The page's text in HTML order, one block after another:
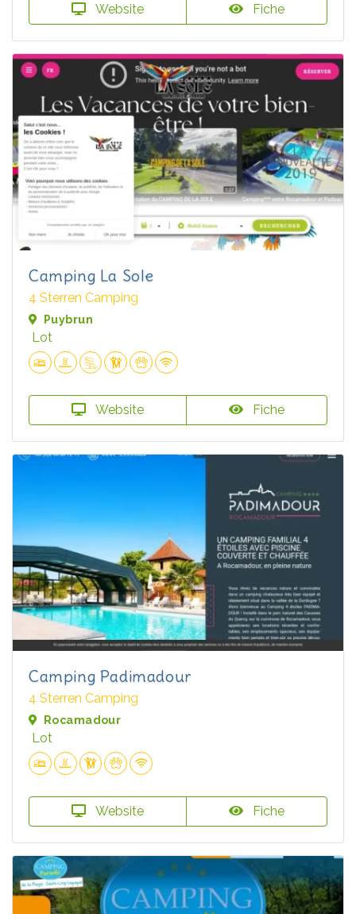
Website Fiche
Camping La Sole
4 Sterren Camping
Puybrun
Lot
Website Fiche
Camping Padimadour
4 Sterren Camping
Rocamadour
Lot
Website Fiche